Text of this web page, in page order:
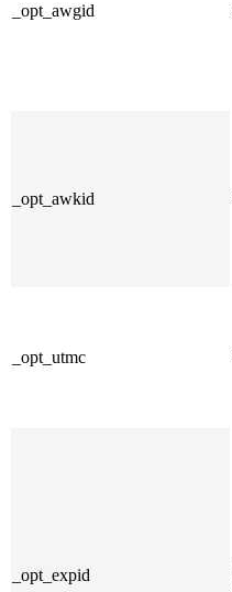
_opt_awgid
_opt_awkid
_opt_utmc
_opt_expid